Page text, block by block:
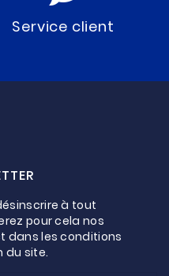
Service client
à tout
pour cela nos
dans les conditions
du site.